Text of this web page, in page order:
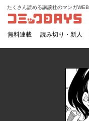
コミックDAYS
たくさん読める講談社のマンガWEB
無料連載 読み切り・新人